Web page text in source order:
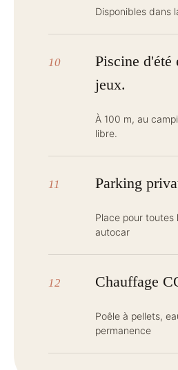
Disponibles dans
10
Piscine d'été
jeux.
À 100 m, au
libre.
11 Parking
Place pour toutes
autocar
12 Chauffage
Poêle à pellets,
permanence